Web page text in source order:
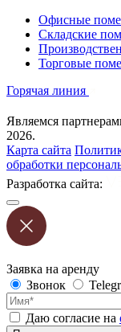
Офисные
Складские
Торговые
Горячая линия
Являемся
2026.
Карта сайта
обработки
Разработка сайта:
Заявка на аренду
Звонок
Даю согласие на